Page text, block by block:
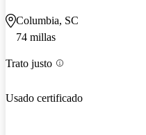
Columbia, SC
74 millas
Trato justo
Usado certificado